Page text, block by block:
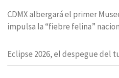
CDMX albergará el primer
impulsa la “fiebre felina”
Eclipse 2026, el despegue del